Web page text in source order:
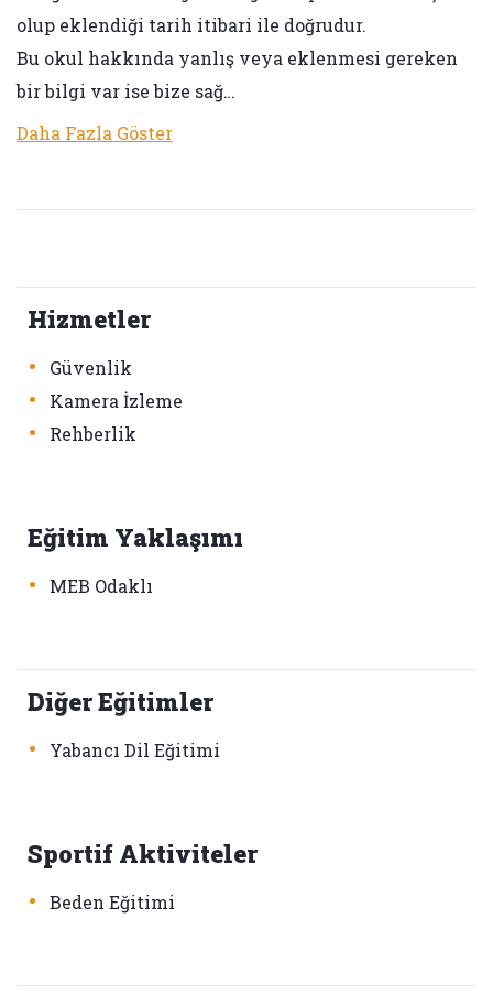
olup eklendiği tarih itibari ile doğrudur.
Bu okul hakkında yanlış veya eklenmesi gereken
bir bilgi var ise bize sağ…
Daha Fazla Göster
Hizmetler
• Güvenlik
• Kamera İzleme
• Rehberlik
Eğitim Yaklaşımı
• MEB Odaklı
Diğer Eğitimler
• Yabancı Dil Eğitimi
Sportif Aktiviteler
• Beden Eğitimi